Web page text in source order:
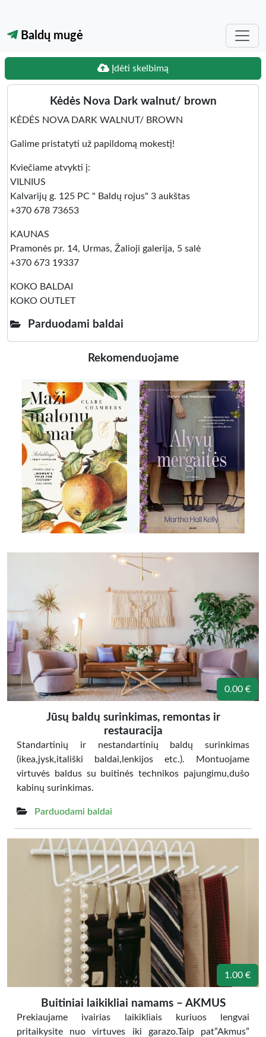
Baldų mugė
Įdėti skelbimą
Kėdės Nova Dark walnut/ brown
KĖDĖS NOVA DARK WALNUT/ BROWN
Galime pristatyti už papildomą mokestį!
Kviečiame atvykti į:
VILNIUS
Kalvarijų g. 125 PC " Baldų rojus" 3 aukštas
+370 678 73653
KAUNAS
Pramonės pr. 14, Urmas, Žalioji galerija, 5 salė
+370 673 19337
KOKO BALDAI
KOKO OUTLET
Parduodami baldai
Rekomenduojame
0.00 €
Jūsų baldų surinkimas, remontas ir
restauracija
Standartinių ir nestandartinių baldų surinkimas
(ikea,jysk,itališki baldai,lenkijos etc.). Montuojame
virtuvės baldus su buitinės technikos pajungimu,dušo
kabinų surinkimas.
Parduodami baldai
1.00 €
Buitiniai laikikliai namams – AKMUS
Prekiaujame ivairias laikikliais kuriuos lengvai
pritaikysite nuo virtuves iki garazo.Taip pat”Akmus”